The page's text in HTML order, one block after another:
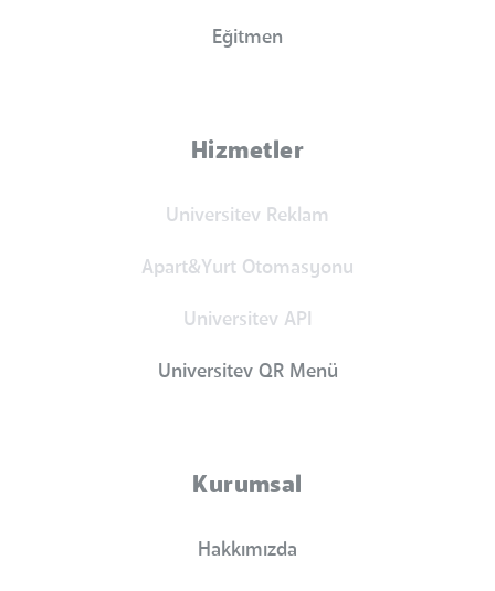
Eğitmen
Hizmetler
Universitev Reklam
Apart&Yurt Otomasyonu
Universitev API
Universitev QR Menü
Kurumsal
Hakkımızda